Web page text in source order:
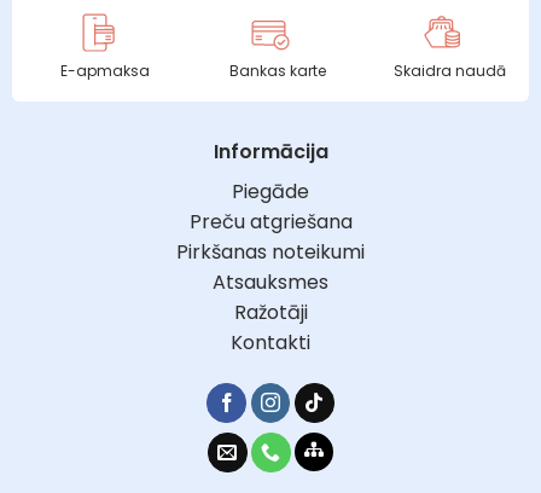
E-apmaksa Bankas karte Skaidra naudā
Informācija
Piegāde
Preču atgriešana
Pirkšanas noteikumi
Atsauksmes
Ražotāji
Kontakti